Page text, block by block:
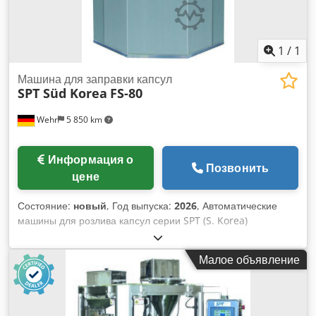
1 / 1
Wehr 5 850 km
Машина для заправки капсул
SPT Süd Korea FS-80
цене
Позвонить
Состояние: новый, Год выпуска: 2026, Автоматические
машины для розлива капсул серии SPT (S. Korea)
предназначены для полностью автоматического розлива
твердых желатиновых капсул размером #00 - #4,
(опционально # 000, 5) с порошком, гранулятом или
гранулами для производства фармацевтических и пищевых
добавок. Оборудование отличается высоким качеством,
простотой в эксплуатации. Дисковый способ розлива
Малое объявление